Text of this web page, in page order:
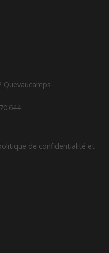
Quevaucamps
de confidentialité et